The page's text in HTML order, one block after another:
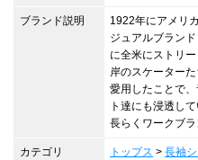
ブランド説明
1922年にアメリ
ジュアルブラン
に全米にストリ
岸のスケーター
愛用したことで
ト達にも浸透して
長らくワークブラ
カテゴリ トップス > 長袖